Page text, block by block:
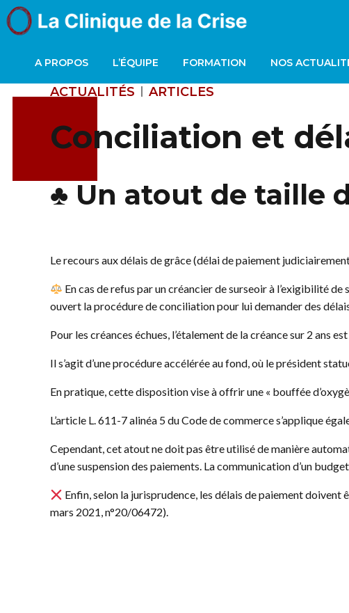
A PROPOS L’ÉQUIPE FORMATION NOS
ACTUALITÉS ARTICLES
Conciliation et
♣️ Un atout de taille
Le recours aux délais de grâce (délai de paiement
En cas de refus par un créancier de surseoir à l’exigibilité
ouvert la procédure de conciliation pour lui demander des
Pour les créances échues, l’étalement de la créance sur 2 ans
Il s’agit d’une procédure accélérée au fond, où le président
En pratique, cette disposition vise à offrir une « bouffée
L’article L. 611-7 alinéa 5 du Code de commerce s’applique
Cependant, cet atout ne doit pas être utilisé de manière
d’une suspension des paiements. La communication d’un
Enfin, selon la jurisprudence, les délais de paiement
mars 2021, n°20/06472).